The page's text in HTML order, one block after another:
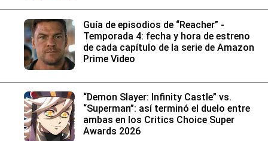
Guía de episodios de “Reacher” -
Temporada 4: fecha y hora de estreno
de cada capítulo de la serie de Amazon
Prime Video
“Demon Slayer: Infinity Castle” vs.
“Superman”: así terminó el duelo entre
ambas en los Critics Choice Super
Awards 2026